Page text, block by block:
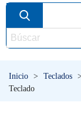
Inicio > Teclados >
Teclado